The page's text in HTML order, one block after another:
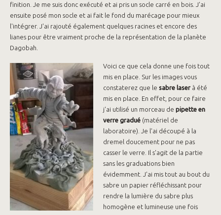
finition. Je me suis donc exécuté et ai pris un socle carré en bois. J'ai
ensuite posé mon socle et ai fait le fond du marécage pour mieux
l'intégrer. J'ai rajouté également quelques racines et encore des
lianes pour être vraiment proche de la représentation de la planète
Dagobah.
Voici ce que cela donne une fois tout
mis en place. Sur les images vous
constaterez que le sabre laser à été
mis en place. En effet, pour ce faire
j'ai utilisé un morceau de pipette en
verre gradué (matériel de
laboratoire). Je l'ai découpé à la
dremel doucement pour ne pas
casser le verre. Il s'agit de la partie
sans les graduations bien
évidemment. J'ai mis tout au bout du
sabre un papier réfléchissant pour
rendre la lumière du sabre plus
homogène et lumineuse une fois